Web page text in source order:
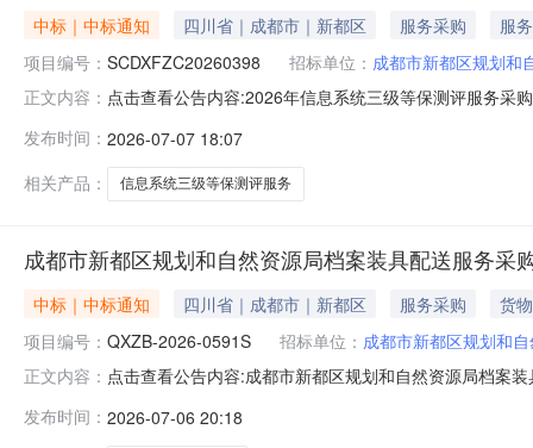
中标｜中标通知 四川省｜成都市｜新都区 服务采购
服务
项目编号： SCDXFZC20260398 招标单位： 成都市新都区规划和
正文内容： 点击查看公告内容:2026年信息系统三级等保测评服务采
发布时间： 2026-07-07 18:07
相关产品：
信息系统三级等保测评服务
成都市新都区规划和自然资源局档案装具配送服务采
中标｜中标通知 四川省｜成都市｜新都区 服务采购
货物
项目编号： QXZB-2026-0591S 招标单位： 成都市新都区规划和
正文内容： 点击查看公告内容:成都市新都区规划和自然资源局档案
发布时间： 2026-07-06 20:18